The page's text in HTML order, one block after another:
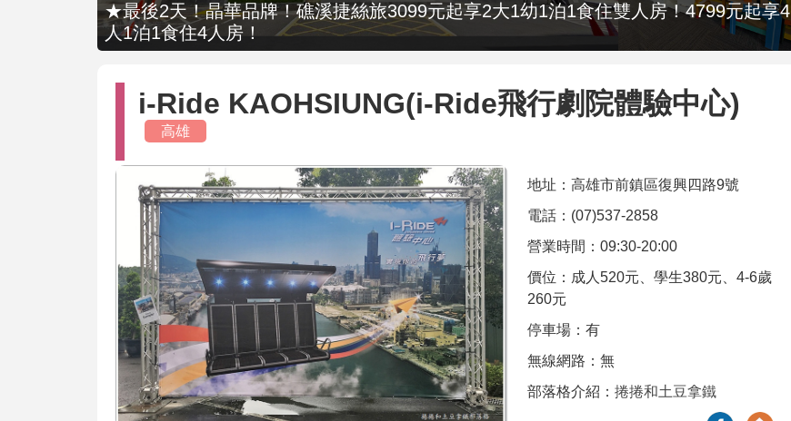
★最後2天！晶華品牌！礁溪捷絲旅3099元起享2大1幼1泊1食住雙人房！4799元起享4
人1泊1食住4人房！
i-Ride KAOHSIUNG(i-Ride飛行劇院體驗中心)
高雄
地址：高雄市前鎮區復興四路9號
電話：(07)537-2858
營業時間：09:30-20:00
價位：成人520元、學生380元、4-6歲
260元
停車場：有
無線網路：無
部落格介紹：捲捲和土豆拿鐵